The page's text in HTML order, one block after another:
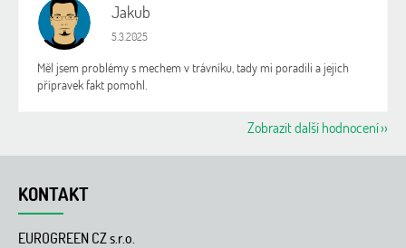
J Jakub
Hodnocení obchodu je 5 z 5 hvězdiček.
5.3.2025
Měl jsem problémy s mechem v trávníku, tady mi poradili a jejich
přípravek fakt pomohl.
Zobrazit další hodnocení
KONTAKT
EUROGREEN CZ s.r.o.